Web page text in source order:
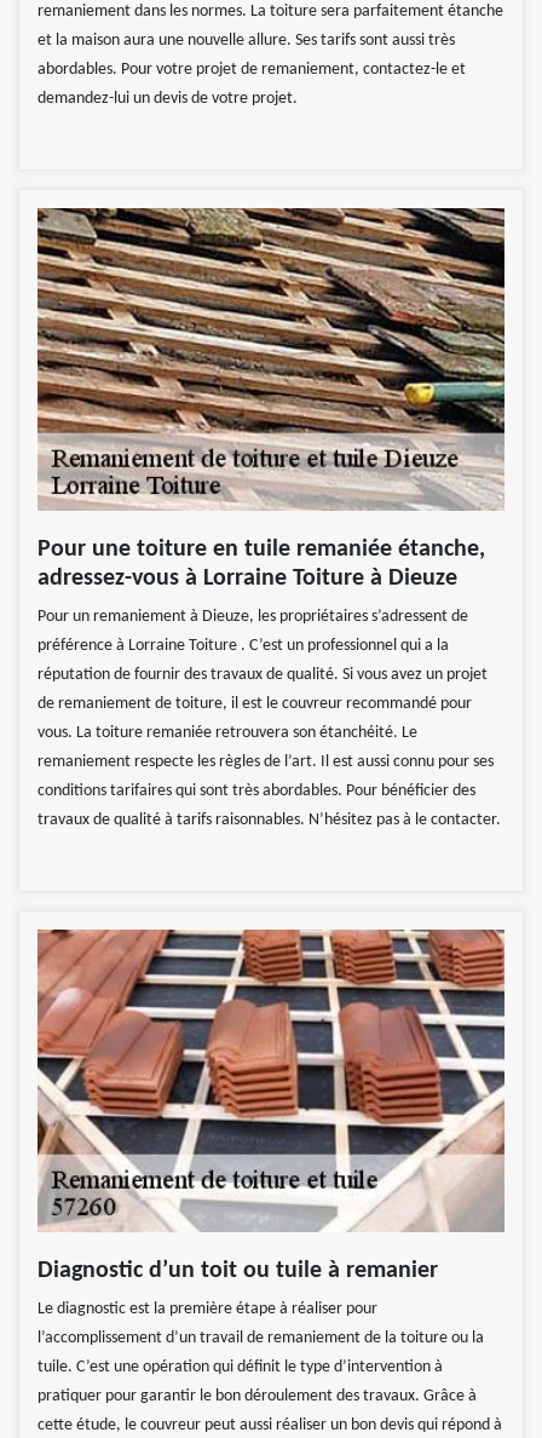
remaniement dans les normes. La toiture sera parfaitement étanche
et la maison aura une nouvelle allure. Ses tarifs sont aussi très
abordables. Pour votre projet de remaniement, contactez-le et
demandez-lui un devis de votre projet.
Pour une toiture en tuile remaniée étanche,
adressez-vous à Lorraine Toiture à Dieuze
Pour un remaniement à Dieuze, les propriétaires s’adressent de
préférence à Lorraine Toiture . C’est un professionnel qui a la
réputation de fournir des travaux de qualité. Si vous avez un projet
de remaniement de toiture, il est le couvreur recommandé pour
vous. La toiture remaniée retrouvera son étanchéité. Le
remaniement respecte les règles de l’art. Il est aussi connu pour ses
conditions tarifaires qui sont très abordables. Pour bénéficier des
travaux de qualité à tarifs raisonnables. N’hésitez pas à le contacter.
Diagnostic d’un toit ou tuile à remanier
Le diagnostic est la première étape à réaliser pour
l’accomplissement d’un travail de remaniement de la toiture ou la
tuile. C’est une opération qui définit le type d’intervention à
pratiquer pour garantir le bon déroulement des travaux. Grâce à
cette étude, le couvreur peut aussi réaliser un bon devis qui répond à